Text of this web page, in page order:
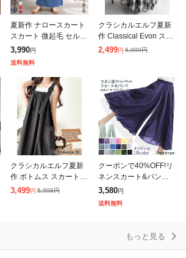
夏新作 ナロースカート
スカート 微起毛 セルフ
カット プリーツ ロング
丈 タイト ウエストゴム
レディース [郵3]^b488
3,990円
送料無料
クラシカルエルフ夏新
作 Classical Evon スカ
ート ロング マキシ丈
2,499円 6,999円
クラシカルエルフ夏新
作 ボトムス スカート
レディース 着回し自在
3,499円 5,998円
クーポンで40%OFF!リ
ネンスカート&パンツ
フレアスカート ワイド
パンツ ラップパンツ ラ
ップスカート レディー
3,580円
送料無料
もっと見る